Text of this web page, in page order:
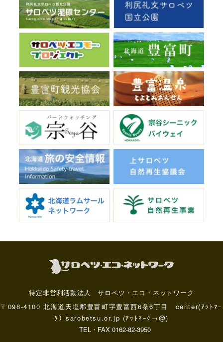
特定非営利活動法人 サロベツ・エコ・ネットワーク
〒098-4100 北海道天塩郡豊富町字豊富西6条6丁目 center(ｱｯﾄﾏｰ
ｸ）sarobetsu.or.jp (ｱｯﾄﾏｰｸ→@)
TEL・FAX 0162-82-3950